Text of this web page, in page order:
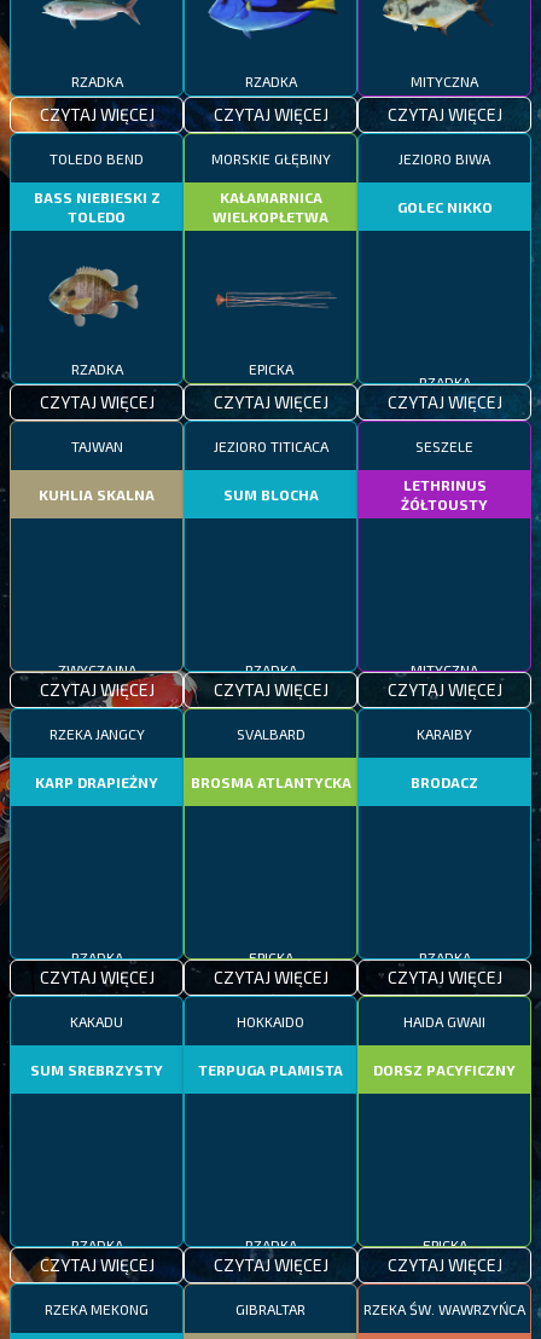
RZADKA
CZYTAJ WIĘCEJ
RZADKA
CZYTAJ WIĘCEJ
MITYCZNA
CZYTAJ WIĘCEJ
TOLEDO BEND
BASS NIEBIESKI Z
TOLEDO
RZADKA
CZYTAJ WIĘCEJ
MORSKIE GŁĘBINY
KAŁAMARNICA
WIELKOPŁETWA
EPICKA
CZYTAJ WIĘCEJ
JEZIORO BIWA
GOLEC NIKKO
CZYTAJ WIĘCEJ
TAJWAN
KUHLIA SKALNA
CZYTAJ WIĘCEJ
JEZIORO TITICACA
SUM BLOCHA
CZYTAJ WIĘCEJ
SESZELE
LETHRINUS
ŻÓŁTOUSTY
CZYTAJ WIĘCEJ
RZEKA JANGCY
KARP DRAPIEŻNY
CZYTAJ WIĘCEJ
SVALBARD
BROSMA ATLANTYCKA
CZYTAJ WIĘCEJ
KARAIBY
BRODACZ
CZYTAJ WIĘCEJ
KAKADU
SUM SREBRZYSTY
CZYTAJ WIĘCEJ
HOKKAIDO
TERPUGA PLAMISTA
CZYTAJ WIĘCEJ
HAIDA GWAII
DORSZ PACYFICZNY
CZYTAJ WIĘCEJ
RZEKA MEKONG GIBRALTAR RZEKA ŚW. WAWRZYŃCA